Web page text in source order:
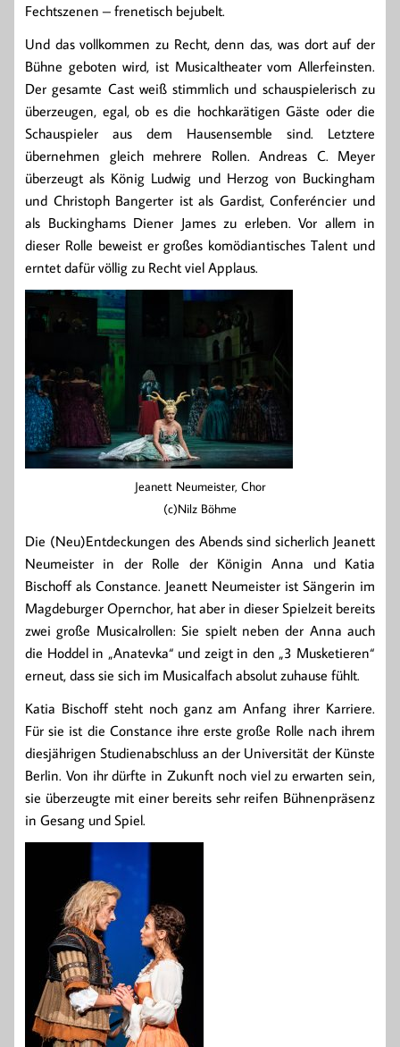
Fechtszenen – frenetisch bejubelt.
Und das vollkommen zu Recht, denn das, was dort auf der
Bühne geboten wird, ist Musicaltheater vom Allerfeinsten.
Der gesamte Cast weiß stimmlich und schauspielerisch zu
überzeugen, egal, ob es die hochkarätigen Gäste oder die
Schauspieler aus dem Hausensemble sind. Letztere
übernehmen gleich mehrere Rollen. Andreas C. Meyer
überzeugt als König Ludwig und Herzog von Buckingham
und Christoph Bangerter ist als Gardist, Conferéncier und
als Buckinghams Diener James zu erleben. Vor allem in
dieser Rolle beweist er großes komödiantisches Talent und
erntet dafür völlig zu Recht viel Applaus.
Jeanett Neumeister, Chor
(c)Nilz Böhme
Die (Neu)Entdeckungen des Abends sind sicherlich Jeanett
Neumeister in der Rolle der Königin Anna und Katia
Bischoff als Constance. Jeanett Neumeister ist Sängerin im
Magdeburger Opernchor, hat aber in dieser Spielzeit bereits
zwei große Musicalrollen: Sie spielt neben der Anna auch
die Hoddel in „Anatevka“ und zeigt in den „3 Musketieren“
erneut, dass sie sich im Musicalfach absolut zuhause fühlt.
Katia Bischoff steht noch ganz am Anfang ihrer Karriere.
Für sie ist die Constance ihre erste große Rolle nach ihrem
diesjährigen Studienabschluss an der Universität der Künste
Berlin. Von ihr dürfte in Zukunft noch viel zu erwarten sein,
sie überzeugte mit einer bereits sehr reifen Bühnenpräsenz
in Gesang und Spiel.